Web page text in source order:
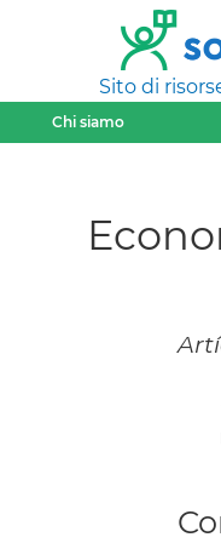
Sito di
Chi siamo